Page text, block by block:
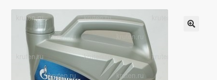
Мой аккаунт
Политика в отношении обработки персональных
данных
Производители